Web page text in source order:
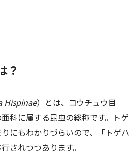
？
Hispinae）とは、コウチュウ目
亜科に属する昆虫の総称です。トゲ
にもわかりづらいので、「トゲハ
されつつあります。